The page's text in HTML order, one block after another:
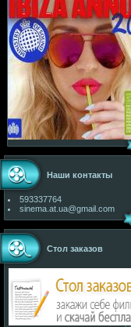
Наши контакты
593337764
sinema.at.ua@gmail.com
Стол заказов